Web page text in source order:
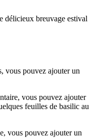
délicieux breuvage estival
vous pouvez ajouter un
vous pouvez ajouter
feuilles de basilic au
vous pouvez ajouter un